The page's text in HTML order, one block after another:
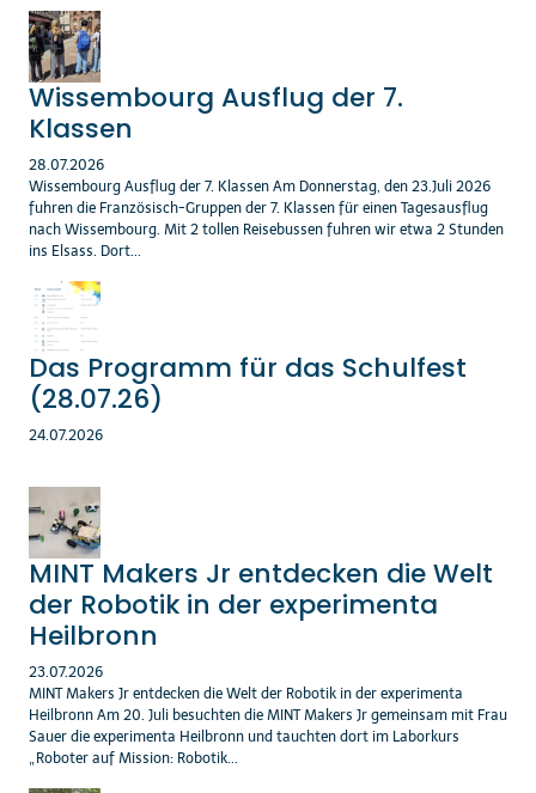
Wissembourg Ausflug der 7.
Klassen
28.07.2026
Wissembourg Ausflug der 7. Klassen Am Donnerstag, den 23.Juli 2026
fuhren die Französisch-Gruppen der 7. Klassen für einen Tagesausflug
nach Wissembourg. Mit 2 tollen Reisebussen fuhren wir etwa 2 Stunden
ins Elsass. Dort...
Das Programm für das Schulfest
(28.07.26)
24.07.2026
MINT Makers Jr entdecken die Welt
der Robotik in der experimenta
Heilbronn
23.07.2026
MINT Makers Jr entdecken die Welt der Robotik in der experimenta
Heilbronn Am 20. Juli besuchten die MINT Makers Jr gemeinsam mit Frau
Sauer die experimenta Heilbronn und tauchten dort im Laborkurs
„Roboter auf Mission: Robotik...